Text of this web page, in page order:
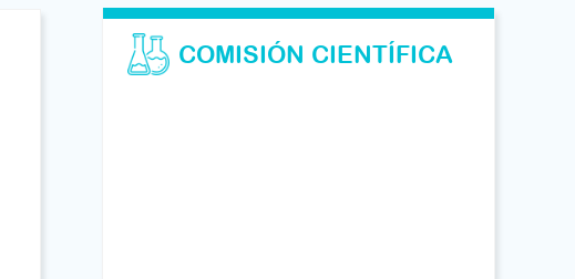
COMISIÓN CIENTÍFICA